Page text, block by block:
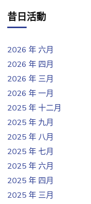
昔日活動
2026 年 六月
2026 年 四月
2026 年 三月
2026 年 一月
2025 年 十二月
2025 年 九月
2025 年 八月
2025 年 七月
2025 年 六月
2025 年 四月
2025 年 三月